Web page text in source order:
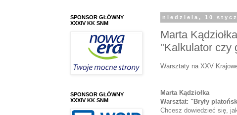
niedziela, 10
Marta
"Kalkulator czy
Warsztaty na XXV
Marta Kądziołka
Warsztat: "Bryły
Chcesz dowiedzieć się,
SPONSOR GŁÓWNY
XXXIV KK SNM
SPONSOR GŁÓWNY
XXXIV KK SNM